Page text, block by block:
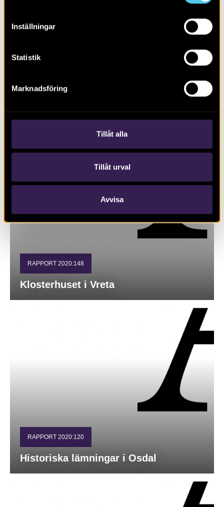
Inställningar
Statistik
Marknadsföring
Tillåt alla
Tillåt urval
Avvisa
Krokeks kyrka, Kolmården
RAPPORT 2020:148
Klosterhuset i Vreta
RAPPORT 2020:120
Historiska lämningar i Osdal